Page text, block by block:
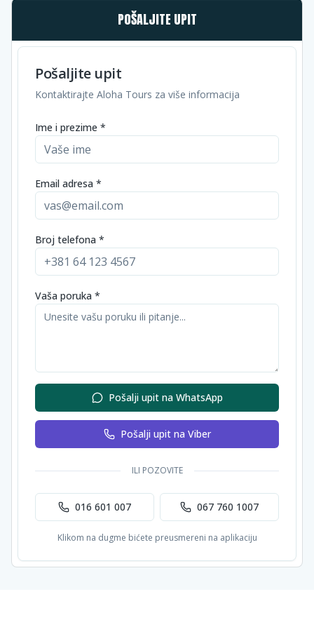
POŠALJITE UPIT
Pošaljite upit
Kontaktirajte Aloha Tours za više informacija
Ime i prezime *
Email adresa *
Broj telefona *
Vaša poruka *
Pošalji upit na WhatsApp
Pošalji upit na Viber
ILI POZOVITE
016 601 007 067 760 1007
Klikom na dugme bićete preusmereni na aplikaciju